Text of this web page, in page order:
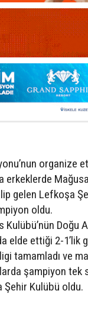
organize
erkeklerde Mağusa
gelen Lefkoşa
oldu.
Doğu
elde ettiği 2-1’lik
tamamladı ve
şampiyon tek
Kulübü oldu.